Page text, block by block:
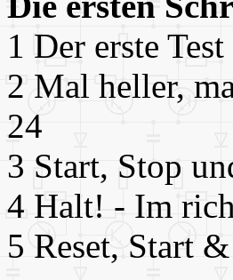
1 Der erste
2 Mal heller,
24
3 Start, Stop
4 Halt! - Im
5 Reset, Start